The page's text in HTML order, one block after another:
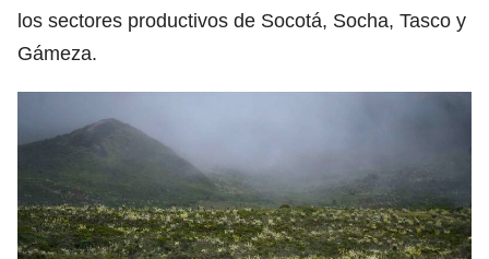
los sectores productivos de Socotá, Socha, Tasco y
Gámeza.